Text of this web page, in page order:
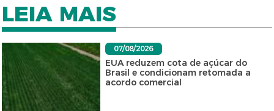
LEIA MAIS
07/08/2026
EUA reduzem cota de açúcar do
Brasil e condicionam retomada a
acordo comercial